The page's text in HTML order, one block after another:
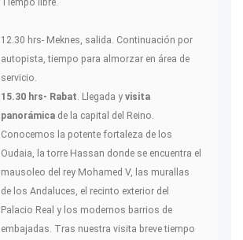
Tiempo libre.
12.30 hrs- Meknes, salida. Continuación por
autopista, tiempo para almorzar en área de
servicio.
15.30 hrs- Rabat. Llegada y visita
panorámica de la capital del Reino.
Conocemos la potente fortaleza de los
Oudaia, la torre Hassan donde se encuentra el
mausoleo del rey Mohamed V, las murallas
de los Andaluces, el recinto exterior del
Palacio Real y los modernos barrios de
embajadas. Tras nuestra visita breve tiempo